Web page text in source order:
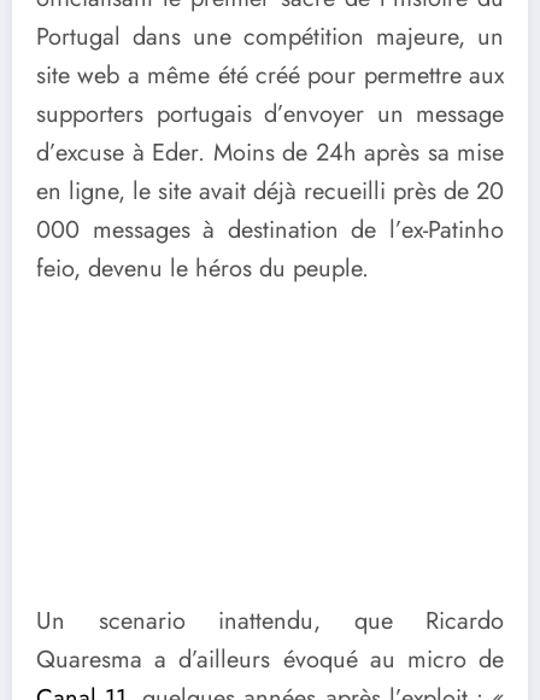
Portugal dans une compétition majeure, un
site web a même été créé pour permettre aux
supporters portugais d’envoyer un message
d’excuse à Eder. Moins de 24h après sa mise
en ligne, le site avait déjà recueilli près de 20
000 messages à destination de l’ex-Patinho
feio, devenu le héros du peuple.
Un scenario inattendu, que Ricardo
Quaresma a d’ailleurs évoqué au micro de